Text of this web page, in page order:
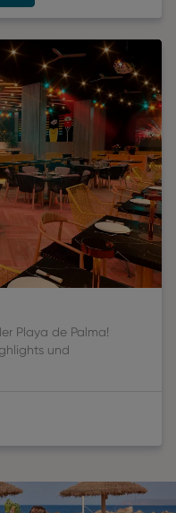
Playa de Palma!
und